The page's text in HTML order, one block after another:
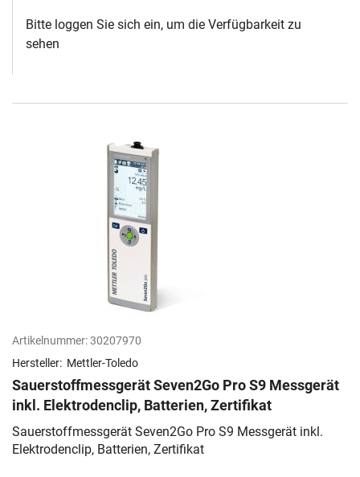
Bitte loggen Sie sich ein, um die Verfügbarkeit zu
sehen
Artikelnummer:30207970
Hersteller: Mettler-Toledo
Sauerstoffmessgerät Seven2Go Pro S9 Messgerät
inkl. Elektrodenclip, Batterien, Zertifikat
Sauerstoffmessgerät Seven2Go Pro S9 Messgerät inkl.
Elektrodenclip, Batterien, Zertifikat